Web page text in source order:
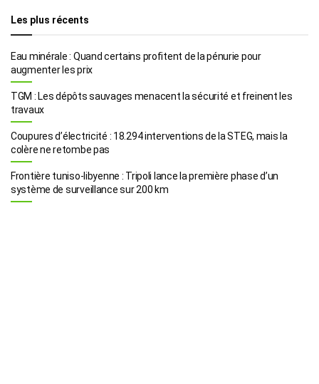
Les plus récents
Eau minérale : Quand certains profitent de la pénurie pour
augmenter les prix
TGM : Les dépôts sauvages menacent la sécurité et freinent les
travaux
Coupures d’électricité : 18.294 interventions de la STEG, mais la
colère ne retombe pas
Frontière tuniso-libyenne : Tripoli lance la première phase d’un
système de surveillance sur 200 km